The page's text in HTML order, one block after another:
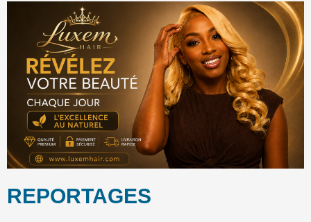
REPORTAGES